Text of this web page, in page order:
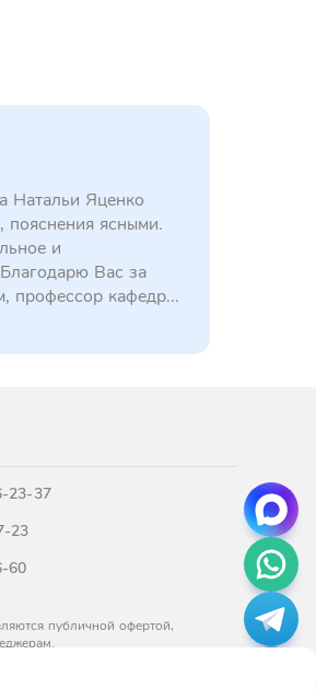
Натальи Яценко
пояснения ясными.
и
Вас за
профессор кафедр...
23-37
23
60
публичной офертой,